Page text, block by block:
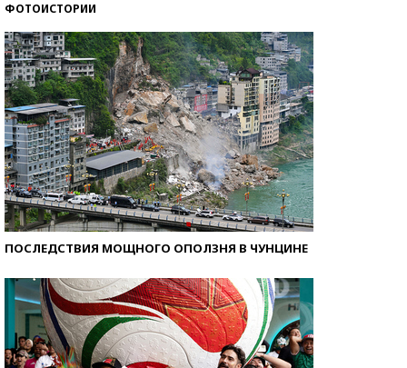
ФОТОИСТОРИИ
ПОСЛЕДСТВИЯ МОЩНОГО ОПОЛЗНЯ В ЧУНЦИНЕ